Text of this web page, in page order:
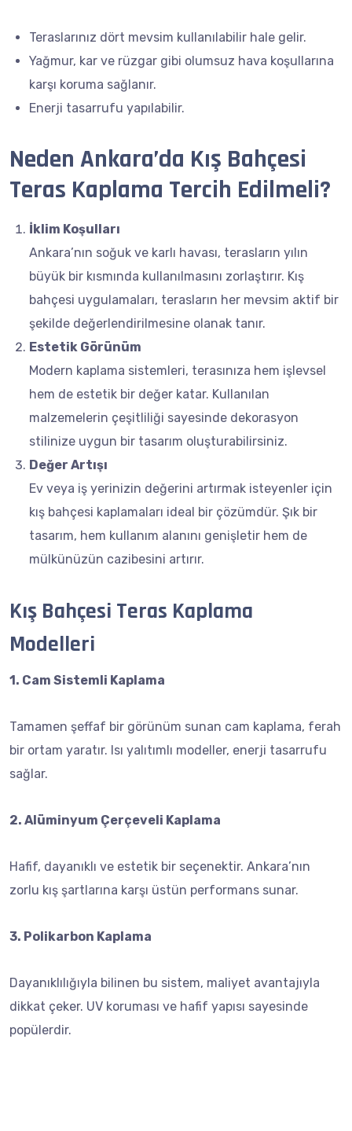
Teraslarınız dört mevsim kullanılabilir hale gelir.
Yağmur, kar ve rüzgar gibi olumsuz hava koşullarına
karşı koruma sağlanır.
Enerji tasarrufu yapılabilir.
Neden Ankara’da Kış Bahçesi
Teras Kaplama Tercih Edilmeli?
İklim Koşulları
Ankara’nın soğuk ve karlı havası, terasların yılın
büyük bir kısmında kullanılmasını zorlaştırır. Kış
bahçesi uygulamaları, terasların her mevsim aktif bir
şekilde değerlendirilmesine olanak tanır.
Estetik Görünüm
Modern kaplama sistemleri, terasınıza hem işlevsel
hem de estetik bir değer katar. Kullanılan
malzemelerin çeşitliliği sayesinde dekorasyon
stilinize uygun bir tasarım oluşturabilirsiniz.
Değer Artışı
Ev veya iş yerinizin değerini artırmak isteyenler için
kış bahçesi kaplamaları ideal bir çözümdür. Şık bir
tasarım, hem kullanım alanını genişletir hem de
mülkünüzün cazibesini artırır.
Kış Bahçesi Teras Kaplama
Modelleri
1. Cam Sistemli Kaplama
Tamamen şeffaf bir görünüm sunan cam kaplama, ferah
bir ortam yaratır. Isı yalıtımlı modeller, enerji tasarrufu
sağlar.
2. Alüminyum Çerçeveli Kaplama
Hafif, dayanıklı ve estetik bir seçenektir. Ankara’nın
zorlu kış şartlarına karşı üstün performans sunar.
3. Polikarbon Kaplama
Dayanıklılığıyla bilinen bu sistem, maliyet avantajıyla
dikkat çeker. UV koruması ve hafif yapısı sayesinde
popülerdir.